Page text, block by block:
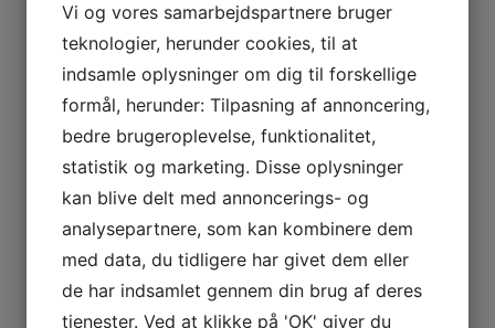
Nakskov Torskefestival-Ref.-Galleri
2020 – 2021
2019
2018
2017
2016
2015
2014
2013
2012
2011
2010
2009
2008
Vi og vores samarbejdspartnere bruger
teknologier, herunder cookies, til at
indsamle oplysninger om dig til forskellige
formål, herunder: Tilpasning af annoncering,
bedre brugeroplevelse, funktionalitet,
statistik og marketing. Disse oplysninger
kan blive delt med annoncerings- og
analysepartnere, som kan kombinere dem
med data, du tidligere har givet dem eller
de har indsamlet gennem din brug af deres
tjenester. Ved at klikke på 'OK' giver du